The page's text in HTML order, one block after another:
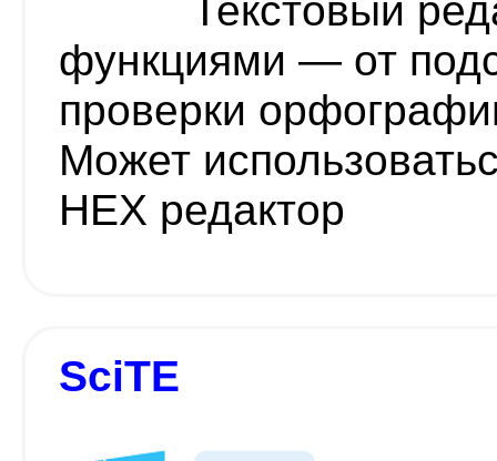
Текстовый
функциями — от
проверки
Может
HEX редактор
SciTE